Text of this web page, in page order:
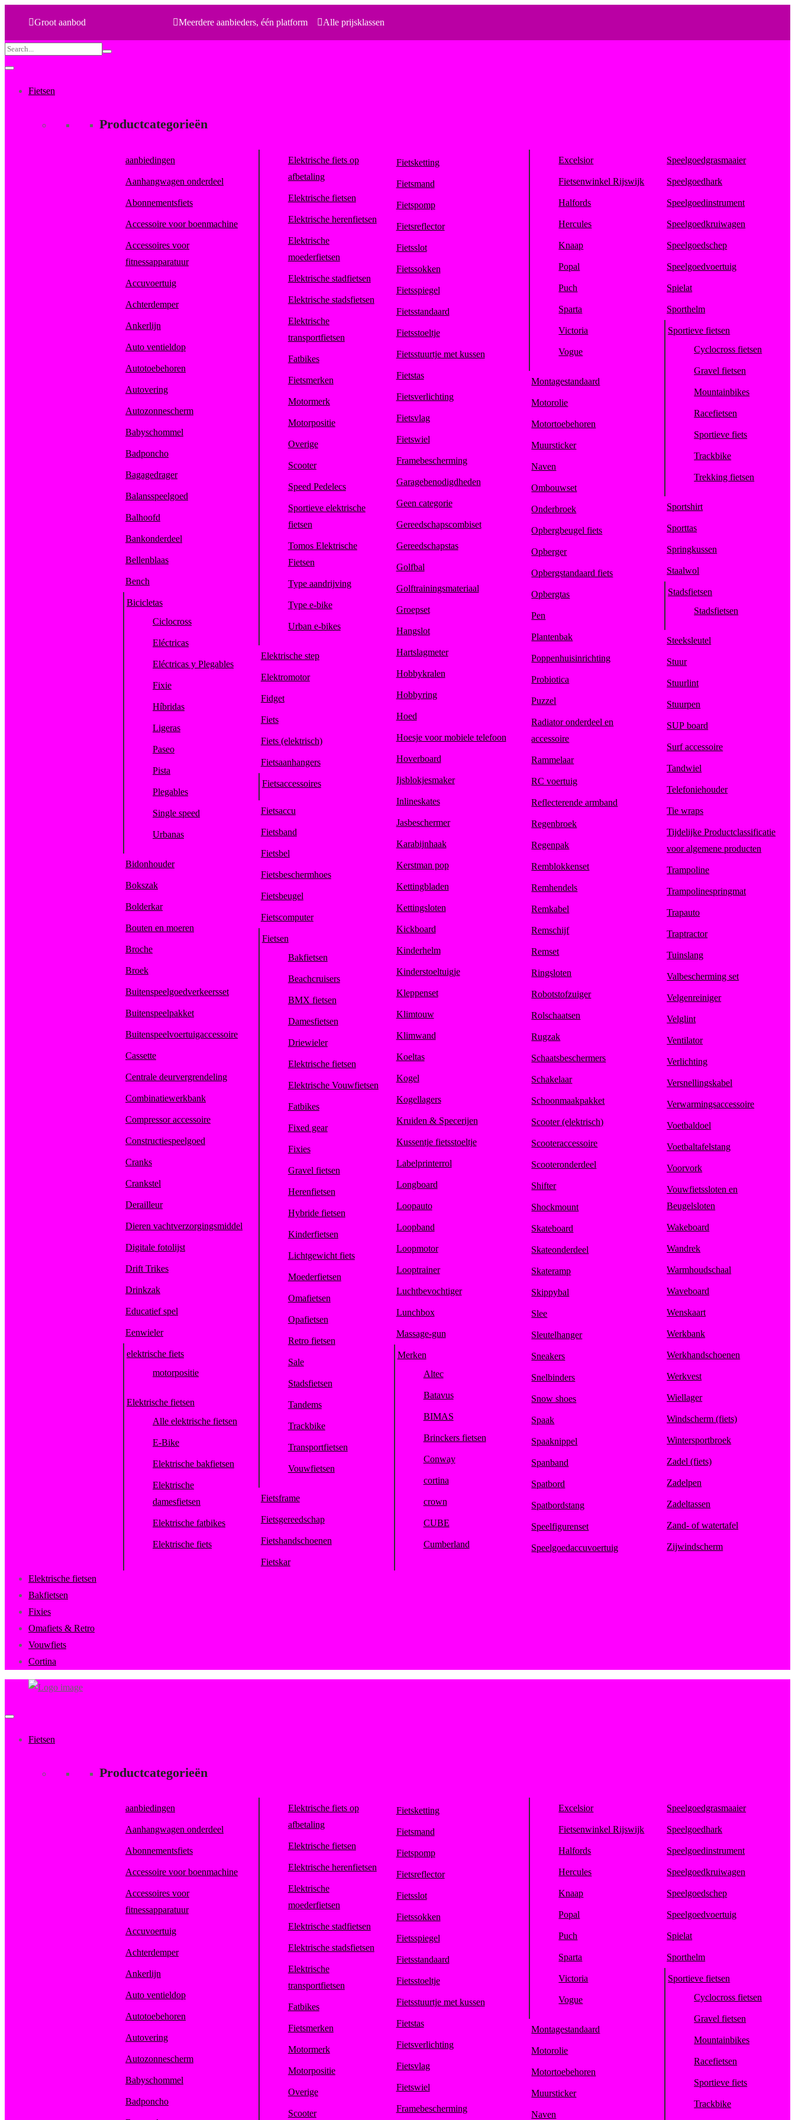
Groot aanbod Meerdere aanbieders, één platform Alle prijsklassen
Search
for:
Fietsen
Productcategorieën
aanbiedingen
Aanhangwagen onderdeel
Abonnementsfiets
Accessoire voor boenmachine
Accessoires voor
fitnessapparatuur
Accuvoertuig
Achterdemper
Ankerlijn
Auto ventieldop
Autotoebehoren
Autovering
Autozonnescherm
Babyschommel
Badponcho
Bagagedrager
Balansspeelgoed
Balhoofd
Bankonderdeel
Bellenblaas
Bench
Bicicletas
Ciclocross
Eléctricas
Eléctricas y Plegables
Fixie
Híbridas
Ligeras
Paseo
Pista
Plegables
Single speed
Urbanas
Bidonhouder
Bokszak
Bolderkar
Bouten en moeren
Broche
Broek
Buitenspeelgoedverkeersset
Buitenspeelpakket
Buitenspeelvoertuigaccessoire
Cassette
Centrale deurvergrendeling
Combinatiewerkbank
Compressor accessoire
Constructiespeelgoed
Cranks
Crankstel
Derailleur
Dieren vachtverzorgingsmiddel
Digitale fotolijst
Drift Trikes
Drinkzak
Educatief spel
Eenwieler
elektrische fiets
motorpositie
Elektrische fietsen
Alle elektrische fietsen
E-Bike
Elektrische bakfietsen
Elektrische
damesfietsen
Elektrische fatbikes
Elektrische fiets
Elektrische fiets op
afbetaling
Elektrische fietsen
Elektrische herenfietsen
Elektrische
moederfietsen
Elektrische stadfietsen
Elektrische stadsfietsen
Elektrische
transportfietsen
Fatbikes
Fietsmerken
Motormerk
Motorpositie
Overige
Scooter
Speed Pedelecs
Sportieve elektrische
fietsen
Tomos Elektrische
Fietsen
Type aandrijving
Type e-bike
Urban e-bikes
Elektrische step
Elektromotor
Fidget
Fiets
Fiets (elektrisch)
Fietsaanhangers
Fietsaccessoires
Fietsaccu
Fietsband
Fietsbel
Fietsbeschermhoes
Fietsbeugel
Fietscomputer
Fietsen
Bakfietsen
Beachcruisers
BMX fietsen
Damesfietsen
Driewieler
Elektrische fietsen
Elektrische Vouwfietsen
Fatbikes
Fixed gear
Fixies
Gravel fietsen
Herenfietsen
Hybride fietsen
Kinderfietsen
Lichtgewicht fiets
Moederfietsen
Omafietsen
Opafietsen
Retro fietsen
Sale
Stadsfietsen
Tandems
Trackbike
Transportfietsen
Vouwfietsen
Fietsframe
Fietsgereedschap
Fietshandschoenen
Fietskar
Fietsketting
Fietsmand
Fietspomp
Fietsreflector
Fietsslot
Fietssokken
Fietsspiegel
Fietsstandaard
Fietsstoeltje
Fietsstuurtje met kussen
Fietstas
Fietsverlichting
Fietsvlag
Fietswiel
Framebescherming
Garagebenodigdheden
Geen categorie
Gereedschapscombiset
Gereedschapstas
Golfbal
Golftrainingsmateriaal
Groepset
Hangslot
Hartslagmeter
Hobbykralen
Hobbyring
Hoed
Hoesje voor mobiele telefoon
Hoverboard
Ijsblokjesmaker
Inlineskates
Jasbeschermer
Karabijnhaak
Kerstman pop
Kettingbladen
Kettingsloten
Kickboard
Kinderhelm
Kinderstoeltuigje
Kleppenset
Klimtouw
Klimwand
Koeltas
Kogel
Kogellagers
Kruiden & Specerijen
Kussentje fietsstoeltje
Labelprinterrol
Longboard
Loopauto
Loopband
Loopmotor
Looptrainer
Luchtbevochtiger
Lunchbox
Massage-gun
Merken
Altec
Batavus
BIMAS
Brinckers fietsen
Conway
cortina
crown
CUBE
Cumberland
Excelsior
Fietsenwinkel Rijswijk
Halfords
Hercules
Knaap
Popal
Puch
Sparta
Victoria
Vogue
Montagestandaard
Motorolie
Motortoebehoren
Muursticker
Naven
Ombouwset
Onderbroek
Opbergbeugel fiets
Opberger
Opbergstandaard fiets
Opbergtas
Pen
Plantenbak
Poppenhuisinrichting
Probiotica
Puzzel
Radiator onderdeel en
accessoire
Rammelaar
RC voertuig
Reflecterende armband
Regenbroek
Regenpak
Remblokkenset
Remhendels
Remkabel
Remschijf
Remset
Ringsloten
Robotstofzuiger
Rolschaatsen
Rugzak
Schaatsbeschermers
Schakelaar
Schoonmaakpakket
Scooter (elektrisch)
Scooteraccessoire
Scooteronderdeel
Shifter
Shockmount
Skateboard
Skateonderdeel
Skateramp
Skippybal
Slee
Sleutelhanger
Sneakers
Snelbinders
Snow shoes
Spaak
Spaaknippel
Spanband
Spatbord
Spatbordstang
Speelfigurenset
Speelgoedaccuvoertuig
Speelgoedgrasmaaier
Speelgoedhark
Speelgoedinstrument
Speelgoedkruiwagen
Speelgoedschep
Speelgoedvoertuig
Spielat
Sporthelm
Sportieve fietsen
Cyclocross fietsen
Gravel fietsen
Mountainbikes
Racefietsen
Sportieve fiets
Trackbike
Trekking fietsen
Sportshirt
Sporttas
Springkussen
Staalwol
Stadsfietsen
Stadsfietsen
Steeksleutel
Stuur
Stuurlint
Stuurpen
SUP board
Surf accessoire
Tandwiel
Telefoniehouder
Tie wraps
Tijdelijke Productclassificatie
voor algemene producten
Trampoline
Trampolinespringmat
Trapauto
Traptractor
Tuinslang
Valbescherming set
Velgenreiniger
Velglint
Ventilator
Verlichting
Versnellingskabel
Verwarmingsaccessoire
Voetbaldoel
Voetbaltafelstang
Voorvork
Vouwfietssloten en
Beugelsloten
Wakeboard
Wandrek
Warmhoudschaal
Waveboard
Wenskaart
Werkbank
Werkhandschoenen
Werkvest
Wiellager
Windscherm (fiets)
Wintersportbroek
Zadel (fiets)
Zadelpen
Zadeltassen
Zand- of watertafel
Zijwindscherm
Elektrische fietsen
Bakfietsen
Fixies
Omafiets & Retro
Vouwfiets
Cortina
Primary
Fietsen
Productcategorieën
aanbiedingen
Aanhangwagen onderdeel
Abonnementsfiets
Accessoire voor boenmachine
Accessoires voor
fitnessapparatuur
Accuvoertuig
Achterdemper
Ankerlijn
Auto ventieldop
Autotoebehoren
Autovering
Autozonnescherm
Babyschommel
Badponcho
Elektrische fiets op
afbetaling
Elektrische fietsen
Elektrische herenfietsen
Elektrische
moederfietsen
Elektrische stadfietsen
Elektrische stadsfietsen
Elektrische
transportfietsen
Fatbikes
Fietsmerken
Motormerk
Motorpositie
Overige
Scooter
Fietsketting
Fietsmand
Fietspomp
Fietsreflector
Fietsslot
Fietssokken
Fietsspiegel
Fietsstandaard
Fietsstoeltje
Fietsstuurtje met kussen
Fietstas
Fietsverlichting
Fietsvlag
Fietswiel
Framebescherming
Excelsior
Fietsenwinkel Rijswijk
Halfords
Hercules
Knaap
Popal
Puch
Sparta
Victoria
Vogue
Montagestandaard
Motorolie
Motortoebehoren
Muursticker
Naven
Speelgoedgrasmaaier
Speelgoedhark
Speelgoedinstrument
Speelgoedkruiwagen
Speelgoedschep
Speelgoedvoertuig
Spielat
Sporthelm
Sportieve fietsen
Cyclocross fietsen
Gravel fietsen
Mountainbikes
Racefietsen
Sportieve fiets
Trackbike